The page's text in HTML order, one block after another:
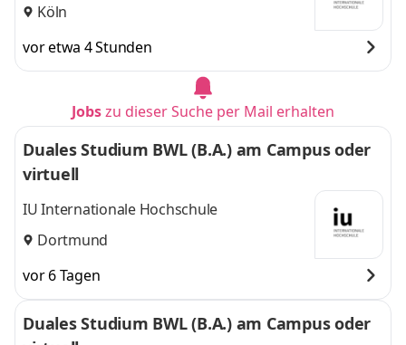
Köln
vor etwa 4 Stunden
Jobszu dieser Suche per Mail erhalten
Duales Studium BWL (B.A.) am Campus oder
virtuell
IU Internationale Hochschule
Dortmund
vor 6 Tagen
Duales Studium BWL (B.A.) am Campus oder